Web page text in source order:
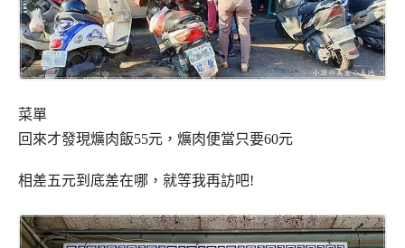
菜單
回來才發現爌肉飯55元，爌肉便當只要60元
相差五元到底差在哪，就等我再訪吧!